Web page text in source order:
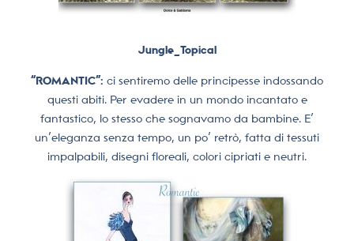
Jungle_Topical
“ROMANTIC”: ci sentiremo delle principesse indossando
questi abiti. Per evadere in un mondo incantato e
fantastico, lo stesso che sognavamo da bambine. E’
un’eleganza senza tempo, un po’ retrò, fatta di tessuti
impalpabili, disegni floreali, colori cipriati e neutri.